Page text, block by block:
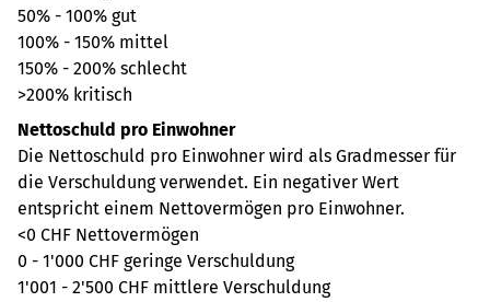
50% - 100% gut
100% - 150% mittel
150% - 200% schlecht
>200% kritisch
Nettoschuld pro Einwohner
Die Nettoschuld pro Einwohner wird als Gradmesser für
die Verschuldung verwendet. Ein negativer Wert
entspricht einem Nettovermögen pro Einwohner.
<0 CHF Nettovermögen
0 - 1'000 CHF geringe Verschuldung
1'001 - 2'500 CHF mittlere Verschuldung